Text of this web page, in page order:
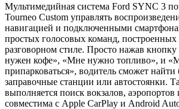
Мультимедийная система Ford SYNC 3
Tourneo Custom управлять
навигацией и подключенными
простых голосовых команд,
разговорном стиле. Просто нажав
нужен кофе», «Мне нужно топливо», и
припарковаться», водитель сможет
заправочные станции или автостоянки.
выполняется поиск вокзалов, аэропортов
совместима с Apple CarPlay и Android